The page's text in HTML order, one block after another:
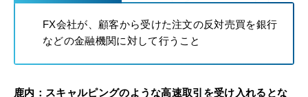
FX会社が、顧客から受けた注文の反対売買を銀行
などの金融機関に対して行うこと
鹿内： スキャルピングのような高速取引を受け入れるとな